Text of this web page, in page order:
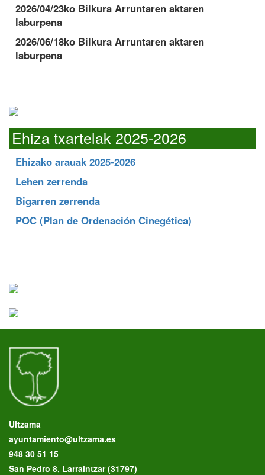
2026/04/23ko Bilkura Arruntaren aktaren
laburpena
2026/06/18ko Bilkura Arruntaren aktaren
laburpena
Ehiza txartelak 2025-2026
Ehizako arauak 2025-2026
Lehen zerrenda
Bigarren zerrenda
POC (Plan de Ordenación Cinegética)
Ultzama
ayuntamiento@ultzama.es
948 30 51 15
San Pedro 8, Larraintzar (31797)